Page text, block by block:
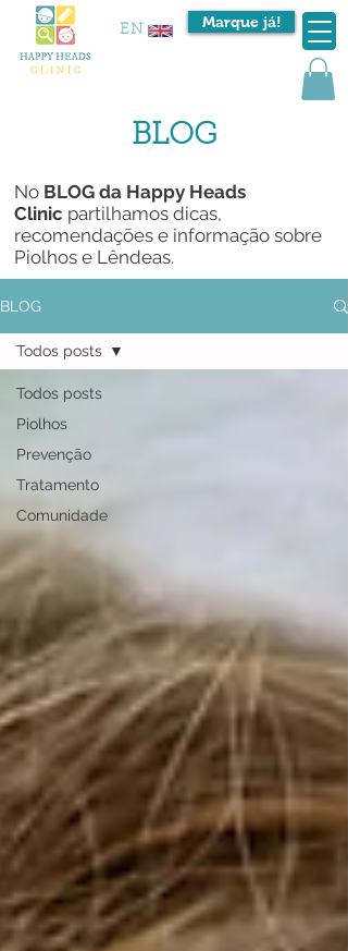
Marque já!
EN
BLOG
No BLOG da Happy Heads
Clinic partilhamos dicas,
recomendações e informação sobre
Piolhos e Lêndeas.
BLOG
Todos posts
Piolhos
Prevenção
Tratamento
Comunidade
Todos posts